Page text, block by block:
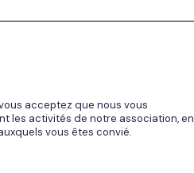
acceptez que nous vous
les activités de notre association, en
vous êtes convié.